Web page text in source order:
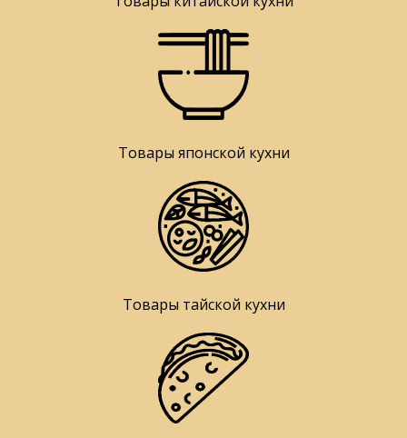
Товары японской кухни
Товары тайской кухни